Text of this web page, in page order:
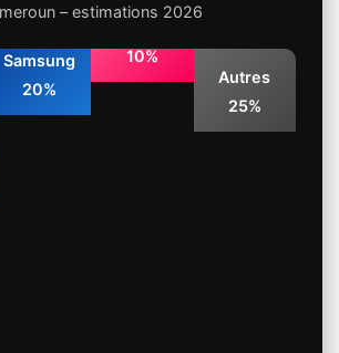
– estimations 2026
Samsung
20%
10%
Autres
25%